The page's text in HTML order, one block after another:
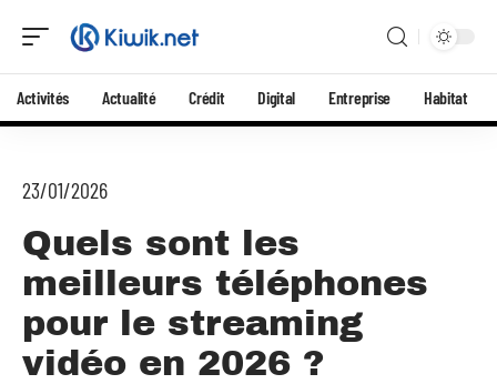
Activités Actualité Crédit Digital Entreprise Habitat
23/01/2026
Quels sont les
meilleurs téléphones
pour le streaming
vidéo en 2026 ?